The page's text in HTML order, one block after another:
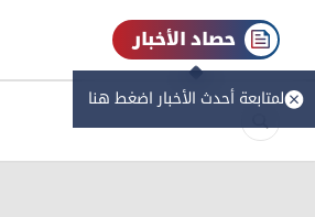
حصاد الأخبار
لمتابعة أحدث الأخبار اضغط هنا